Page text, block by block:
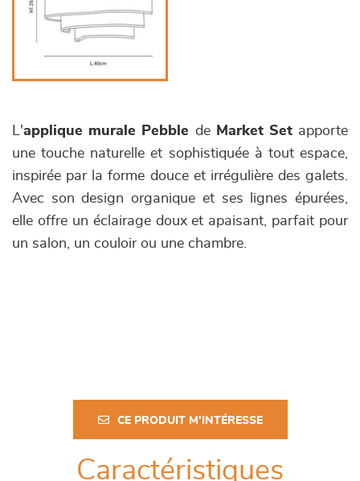
L'applique murale Pebble de Market Setapporte
une touche naturelle et sophistiquée à tout espace,
inspirée par la forme douce et irrégulière des galets.
Avec son design organique et ses lignes épurées,
elle offre un éclairage doux et apaisant, parfait pour
un salon, un couloir ou une chambre.
CE PRODUIT M'INTÉRESSE
Caractéristiques